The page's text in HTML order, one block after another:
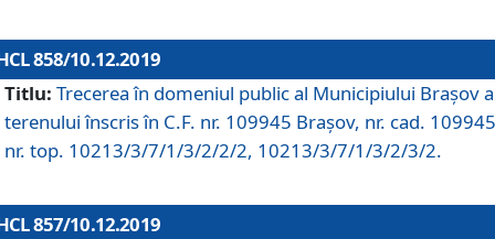
858/10.12.2019
Titlu: Trecerea în domeniul public al Municipiului Braşov a
terenului înscris în C.F. nr. 109945 Brașov, nr. cad.
nr. top. 10213/3/7/1/3/2/2/2, 10213/3/7/1/3/2/3/2.
857/10.12.2019